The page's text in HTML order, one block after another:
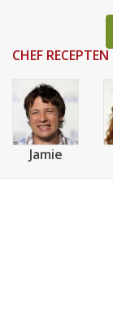
CHEF RECEPTEN
Jamie